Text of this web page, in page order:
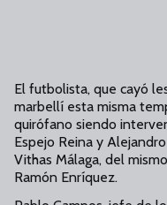
El futbolista, que cayó
marbellí esta misma
quirófano siendo
Espejo Reina y
Vithas Málaga, del
Ramón Enríquez.